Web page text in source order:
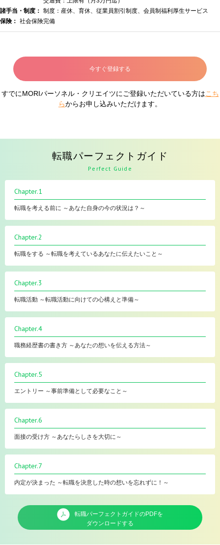
諸手当・制度： 制度：産休、育休、従業員割引制度、会員制福利厚生サービス
保険： 社会保険完備
今すぐ登録する
すでにMORIパーソネル・クリエイツにご登録いただいている方はこち
らからお申し込みいただけます。
転職パーフェクトガイド
Perfect Guide
Chapter.1
転職を考える前に ～あなた自身の今の状況は？～
Chapter.2
転職をする ～転職を考えているあなたに伝えたいこと～
Chapter.3
転職活動 ～転職活動に向けての心構えと準備～
Chapter.4
職務経歴書の書き方 ～あなたの想いを伝える方法～
Chapter.5
エントリー ～事前準備として必要なこと～
Chapter.6
面接の受け方 ～あなたらしさを大切に～
Chapter.7
内定が決まった ～転職を決意した時の想いを忘れずに！～
転職パーフェクトガイドのPDFを
ダウンロードする